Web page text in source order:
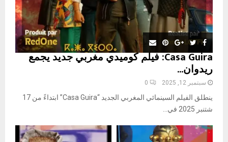
Casa Guira: فيلم كوميدي مغربي جديد يجمع
ريدوان...
سبتمبر 12, 2025 0
ينطلق الفيلم السينمائي المغربي الجديد “Casa Guira” ابتداءً من 17
شتنبر 2025 في...